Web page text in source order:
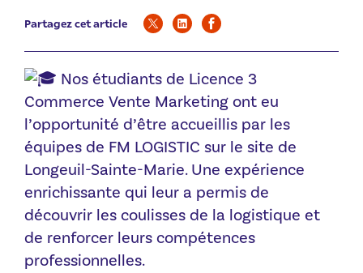
Partagez cet article
Nos étudiants de Licence 3
Commerce Vente Marketing ont eu
l’opportunité d’être accueillis par les
équipes de FM LOGISTIC sur le site de
Longeuil-Sainte-Marie. Une expérience
enrichissante qui leur a permis de
découvrir les coulisses de la logistique et
de renforcer leurs compétences
professionnelles.